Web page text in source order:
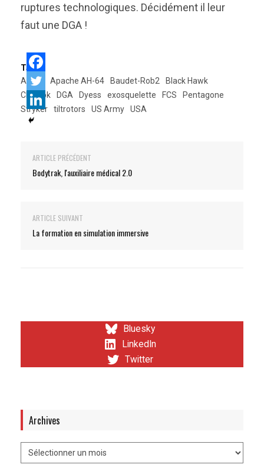
ruptures technologiques. Décidément il leur
faut une DGA !
Tags:
AMPV
Apache AH-64 Baudet-Rob2
Black Hawk
Chinook
DGA Dyess exosquelette FCS
Pentagone
Stryker
tiltrotors US Army USA
ARTICLE PRÉCÉDENT
Bodytrak, l'auxiliaire médical 2.0
ARTICLE SUIVANT
La formation en simulation immersive
Bluesky
LinkedIn
Twitter
Archives